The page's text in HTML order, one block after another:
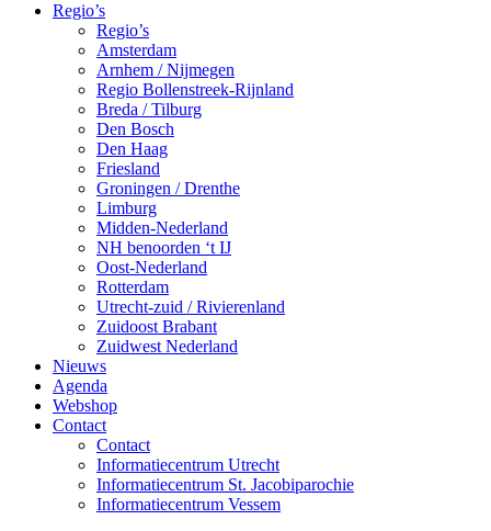
Regio’s
Regio’s
Amsterdam
Arnhem / Nijmegen
Regio Bollenstreek-Rijnland
Breda / Tilburg
Den Bosch
Den Haag
Friesland
Groningen / Drenthe
Limburg
Midden-Nederland
NH benoorden ‘t IJ
Oost-Nederland
Rotterdam
Utrecht-zuid / Rivierenland
Zuidoost Brabant
Zuidwest Nederland
Nieuws
Agenda
Webshop
Contact
Contact
Informatiecentrum Utrecht
Informatiecentrum St. Jacobiparochie
Informatiecentrum Vessem